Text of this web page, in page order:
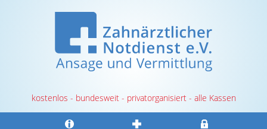
kostenlos - bundesweit - privatorganisiert - alle Kassen